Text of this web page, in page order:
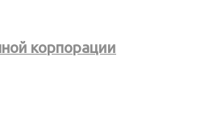
корпорации